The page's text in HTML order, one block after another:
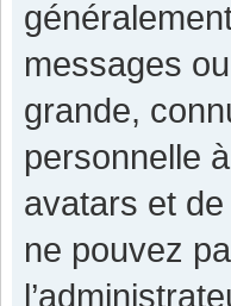
messages
grande,
personnelle
avatars et
ne pouvez